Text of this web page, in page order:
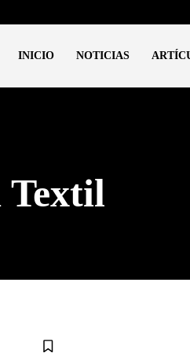
INICIO NOTICIAS